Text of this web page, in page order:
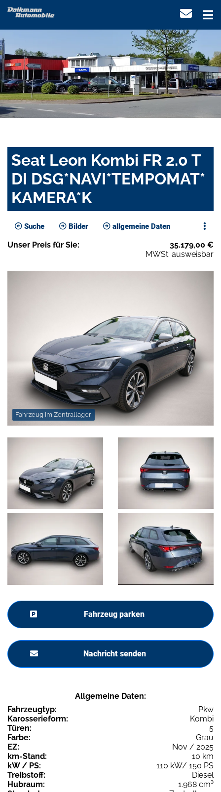
Seat Leon Kombi FR 2.0 T
DI DSG*NAVI*TEMPOMAT*
KAMERA*K
Suche Bilder allgemeine Daten
Unser Preis für Sie: 35.179,00 €
MWSt: ausweisbar
Fahrzeug im Zentrallager
Fahrzeug parken
Nachricht senden
Allgemeine Daten:
Fahrzeugtyp:
Pkw
Karosserieform:
Kombi
Türen:
5
Farbe:
Grau
EZ:
Nov / 2025
km-Stand:
10 km
kW / PS:
110 kW/ 150 PS
Treibstoff:
Diesel
Hubraum:
1.968 cm³